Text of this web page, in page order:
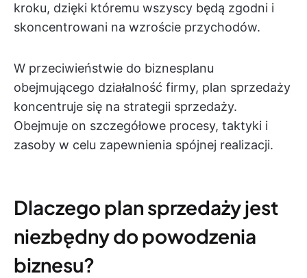
kroku, dzięki któremu wszyscy będą zgodni i
skoncentrowani na wzroście przychodów.
W przeciwieństwie do biznesplanu
obejmującego działalność firmy, plan sprzedaży
koncentruje się na strategii sprzedaży.
Obejmuje on szczegółowe procesy, taktyki i
zasoby w celu zapewnienia spójnej realizacji.
Dlaczego plan sprzedaży jest
niezbędny do powodzenia
biznesu?